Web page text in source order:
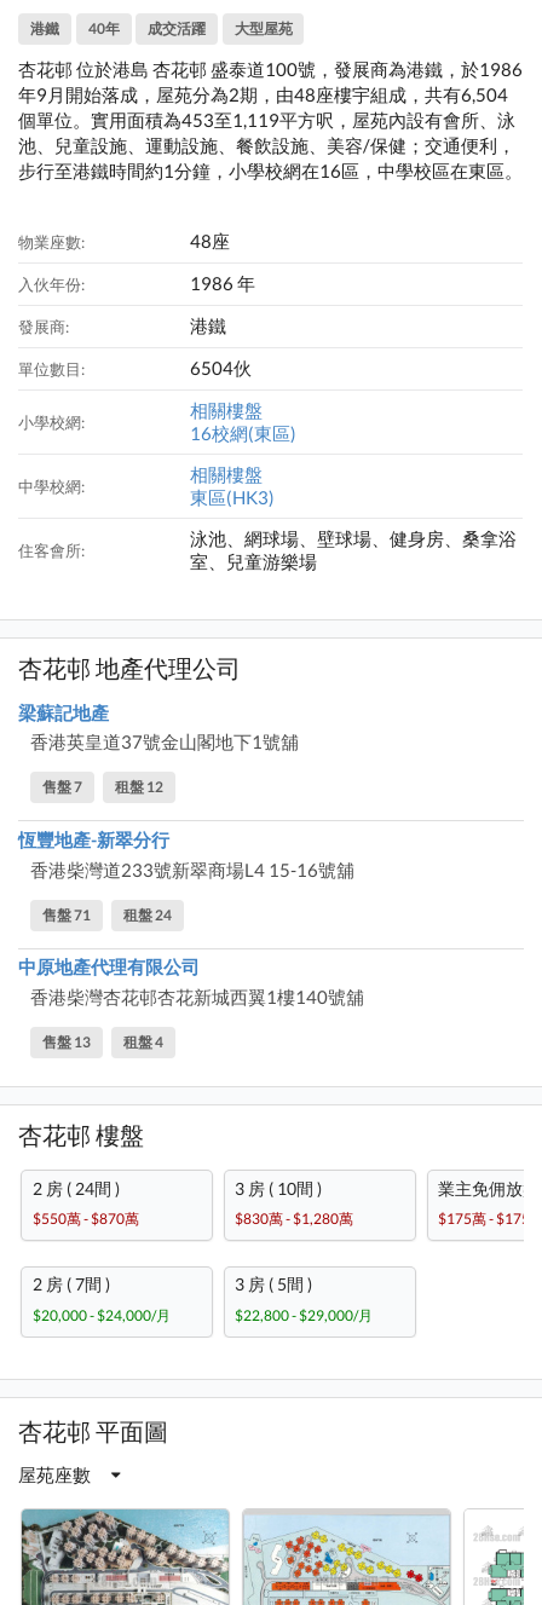
港鐵 40年 成交活躍 大型屋苑
杏花邨 位於港島 杏花邨 盛泰道100號，發展商為港鐵，於1986
年9月開始落成，屋苑分為2期，由48座樓宇組成，共有6,504
個單位。實用面積為453至1,119平方呎，屋苑內設有會所、泳
池、兒童設施、運動設施、餐飲設施、美容/保健；交通便利，
步行至港鐵時間約1分鐘，小學校網在16區，中學校區在東區。
物業座數: 48座
入伙年份: 1986 年
發展商: 港鐵
單位數目: 6504伙
小學校網:
相關樓盤
16校網(東區)
中學校網:
相關樓盤
東區(HK3)
住客會所:
泳池、網球場、壁球場、健身房、桑拿浴
室、兒童游樂場
杏花邨 地產代理公司
梁蘇記地產
香港英皇道37號金山閣地下1號舖
售盤 7 租盤 12
恆豐地產-新翠分行
香港柴灣道233號新翠商場L4 15-16號舖
售盤 71 租盤 24
中原地產代理有限公司
香港柴灣杏花邨杏花新城西翼1樓140號舖
售盤 13 租盤 4
杏花邨 樓盤
2 房 ( 24間 )
$550萬 - $870萬
3 房 ( 10間 )
$830萬 - $1,280萬
業主免佣放盤
$175萬 - $175
2 房 ( 7間 )
$20,000 - $24,000/月
3 房 ( 5間 )
$22,800 - $29,000/月
杏花邨 平面圖
屋苑座數